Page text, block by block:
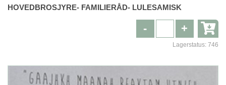
HOVEDBROSJYRE- FAMILIERÅD- LULESAMISK
+
-
Lagerstatus: 746